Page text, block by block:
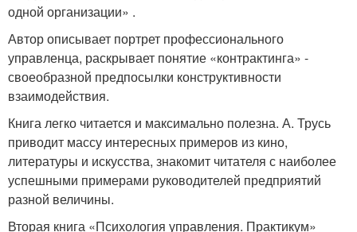
одной организации» .
Автор описывает портрет профессионального
управленца, раскрывает понятие «контрактинга» -
своеобразной предпосылки конструктивности
взаимодействия.
Книга легко читается и максимально полезна. А. Трусь
приводит массу интересных примеров из кино,
литературы и искусства, знакомит читателя с наиболее
успешными примерами руководителей предприятий
разной величины.
Вторая книга «Психология управления. Практикум»